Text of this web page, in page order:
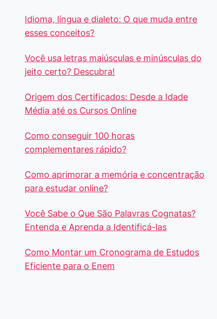
Idioma, língua e dialeto: O que muda entre
esses conceitos?
Você usa letras maiúsculas e minúsculas do
jeito certo? Descubra!
Origem dos Certificados: Desde a Idade
Média até os Cursos Online
Como conseguir 100 horas
complementares rápido?
Como aprimorar a memória e concentração
para estudar online?
Você Sabe o Que São Palavras Cognatas?
Entenda e Aprenda a Identificá-las
Como Montar um Cronograma de Estudos
Eficiente para o Enem